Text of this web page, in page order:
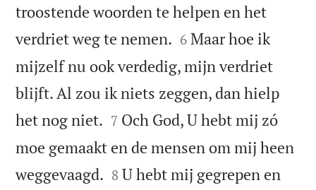
troostende woorden te helpen en het
verdriet weg te nemen. 

6 Maar hoe ik
mijzelf nu ook verdedig, mijn verdriet
blijft. Al zou ik niets zeggen, dan hielp
het nog niet. 

7 Och God, U hebt mij zó
moe gemaakt en de mensen om mij heen
weggevaagd. 

8 U hebt mij gegrepen en